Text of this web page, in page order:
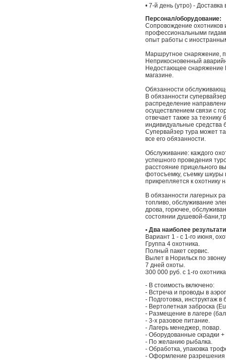
• 7-й день (утро) -
Персонал/оборудование:
Сопровождение охотников
профессиональными
опыт работы с
Маршрутное снаряжение,
Неприкосновенный
Недостающее снаряжение
магазине.
Обязанности
В обязанности
распределение
осуществлением связи с
отвечает также за технику
индивидуальные средства
Супервайзер тура может
все его обязанности.
Обслуживание: каждого
успешного проведения
расстояние прицельного
фотосъемку, съемку
прикрепляется к охотнику
В обязанности лагерных
топливо, обслуживание
дрова, горючее,
состоянии душевой-
• Два наиболее
Вариант 1 - с 1-го июня,
Группа 4 охотника.
Полный пакет сервис.
Вылет в Норильск по
7 дней охоты.
300 000 руб. с 1-го
- В стоимость включено:
- Встреча и проводы в
- Подготовка, инструктаж
- Вертолетная заброска
- Размещение в лагере
- 3-х разовое питание.
- Лагерь менеджер, повар.
- Оборудованные скрадки
- По желанию рыбалка.
- Обработка, упаковка
- Оформление разрешения